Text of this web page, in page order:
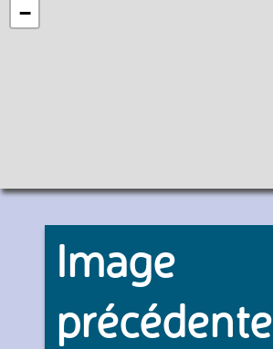
−
Image
précédente